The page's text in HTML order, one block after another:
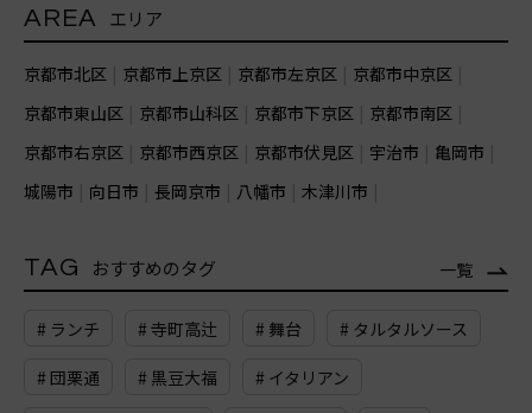
AREA エリア
京都市北区 京都市上京区 京都市左京区
京都市中京区
京都市東山区
京都市山科区 京都市下京区
京都市南区
京都市右京区
京都市西京区 京都市伏見区 宇治市
亀岡市
城陽市
向日市 長岡京市 八幡市 木津川市
TAG おすすめのタグ 一覧
# ランチ # 寺町高辻 # 舞台 # タルタルソース
# 団栗通 # 黒豆大福 # イタリアン